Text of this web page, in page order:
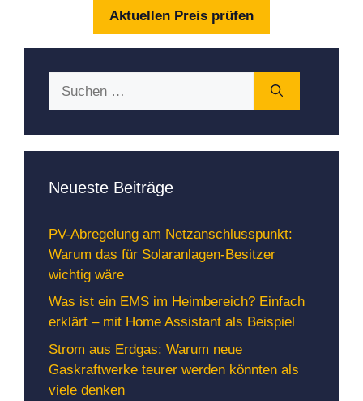
5
war:
499,00 €
ist:
Aktuellen Preis prüfen
Neueste Beiträge
PV-Abregelung am Netzanschlusspunkt:
Warum das für Solaranlagen-Besitzer
wichtig wäre
Was ist ein EMS im Heimbereich? Einfach
erklärt – mit Home Assistant als Beispiel
Strom aus Erdgas: Warum neue
Gaskraftwerke teurer werden könnten als
viele denken